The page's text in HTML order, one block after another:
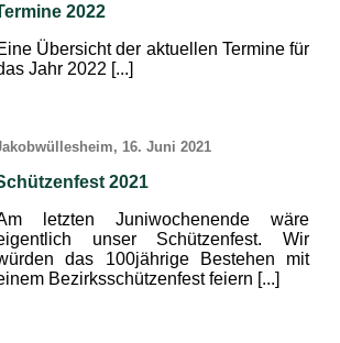
2022
Übersicht der aktuellen Termine für
Jahr 2022 [...]
16. Juni 2021
2021
letzten Juniwochenende wäre
unser Schützenfest. Wir
das 100jährige Bestehen mit
Bezirksschützenfest feiern [...]